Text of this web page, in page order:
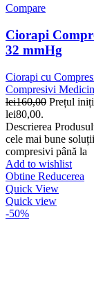
Compare
Ciorapi
32 mmHg
Ciorapi cu
Compresivi
lei160,00 Prețul
lei80,00.
Descrierea
cele mai bune
compresivi până la
Add to wishlist
Obtine Reducerea
Quick View
Quick view
-50%